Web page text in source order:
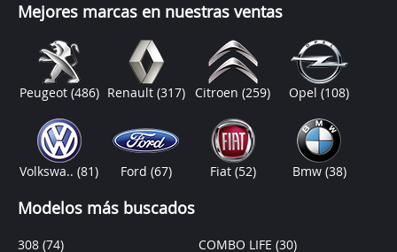
Mejores marcas en nuestras ventas
Peugeot (486) Renault (317) Citroen(259) Opel(108)
Volkswa..(81) Ford (67) Fiat (52) Bmw (38)
Modelos más buscados
308 (74) COMBO LIFE (30)